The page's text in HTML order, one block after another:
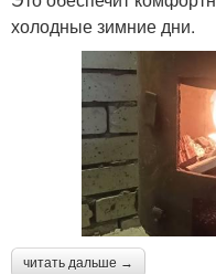
холодные зимние дни.
читать дальше →